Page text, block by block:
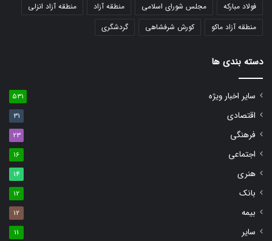
فولاد مبارکه
مجلس شورای اسلامی منطقه آزاد
منطقه آزاد انزلی
منطقه آزاد ماکو
کورش شرفشاهی گردشگری
دسته بندی ها
سایر اخبار ویژه 531
اقتصادی 31
فرهنگی 23
اجتماعی 16
هنری 14
بانک 12
بیمه 12
سایر 11